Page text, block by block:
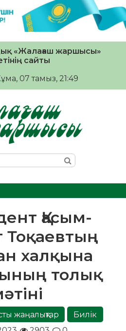
«Жалағаш жаршысы»
сайты
07 тамыз, 21:49
Қасым-
халқына
толық
жаңалықтар
Билік